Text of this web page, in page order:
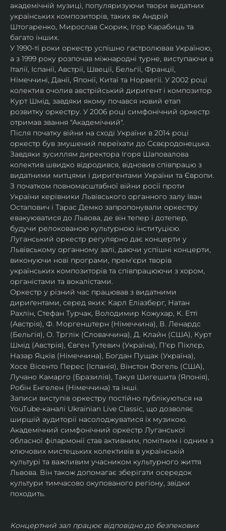
академічній музиці, популяризуючи твори видатних
українських композиторів, таких як Андрій
Штогаренко, Мирослав Скорик, Ігор Карабиць та
багато інших.
У 1990-ті роки оркестр успішно гастролював Україною,
а з 1999 року розпочав міжнародні турне, виступаючи в
Італії, Іспанії, Австрії, Швеції, Бельгії, Франції,
Німеччині, Данії, Японії, Китаї та Норвегії. У 2002 році
колектив очолив австрійський диригент і композитор
Курт Шмід, завдяки якому почався новий етап
розвитку оркестру. У 2006 році симфонічний оркестр
отримав звання "Академічний".
Після початку війни на сході України в 2014 році
оркестр був змушений переїхати до Сєвєродонецька.
Завдяки зусиллям директора Ігоря Шаповалова
колектив швидко відродився, відновив співпрацю з
видатними митцями і диригентами України та Європи.
З початком повномасштабної війни росії проти
України керівники Львівського органного залу Іван
Остапович і Тарас Демко запропонували оркестру
евакуюватися до Львова, де він тепер і дотепер,
будучи релокованою культурною інституцією.
Луганський оркестр регулярно дає концерти у
Львівському органному залі, даючи успішні концерти,
виконуючи нові програми, прем'єри творів
українських композиторів та співпрацюючи з хором,
органістами та вокалістами.
Оркестр у різний час працював з видатними
дириґентами, серед яких: Карл Еліазберг, Натан
Рахлін, Стефан Турчак, Володимир Кожухар, К. Етті
(Австрія), Ф. Моргенштерн (Німеччина), В. Ленардс
(Бельгія), О. Трглік (Словаччина), Д. Клайн (США), Курт
Шмід (Австрія), Євген Тутевич (Україна), П'єр Піхлєр,
Назар Яцків (Німеччина), Богдан Пущак (Україна),
Хосе Вісенто Перес (Іспанія), Вінстон Фогель (США),
Лучано Камарго (Бразилія), Такуя Шигешита (Японія),
Робін Енгелен (Німеччина) та інші.
Записи виступів оркестру постійно публікуються на
YouTube-каналі Ukrainian Live Classic, що дозволяє
ширшій аудиторії насолоджуватися їх музикою​.
Академічний симфонічний оркестр Луганської
обласної філармонії став активним, помітним і одним з
ключових мистецьких колективів в українській
культурі та важливим учасником культурного життя
Львова. Він також допомагає зберігати осередок
культури тимчасово окупованого регіону, звідки
походить.
Концертний зал працює відповідно до безпекових